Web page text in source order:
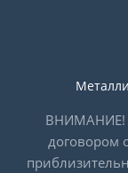
ВНИМАНИЕ!
договором